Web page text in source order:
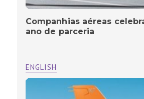
Companhias aéreas
ano de parceria
ENGLISH